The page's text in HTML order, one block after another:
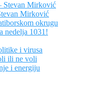
Mirković
Mirković
okrugu
nedelja 1031!
i virusa
ili ne voli
i energiju